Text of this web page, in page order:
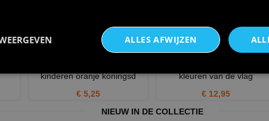
kinderen oranje koningsd
€ 5,25
kleuren van de vlag
€ 12,95
NIEUW IN DE COLLECTIE
ALLES AFWIJZEN